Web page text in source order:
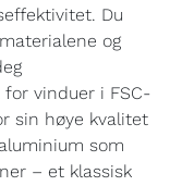
Du
og
for vinduer i FSC-
sin høye kvalitet
som
– et klassisk